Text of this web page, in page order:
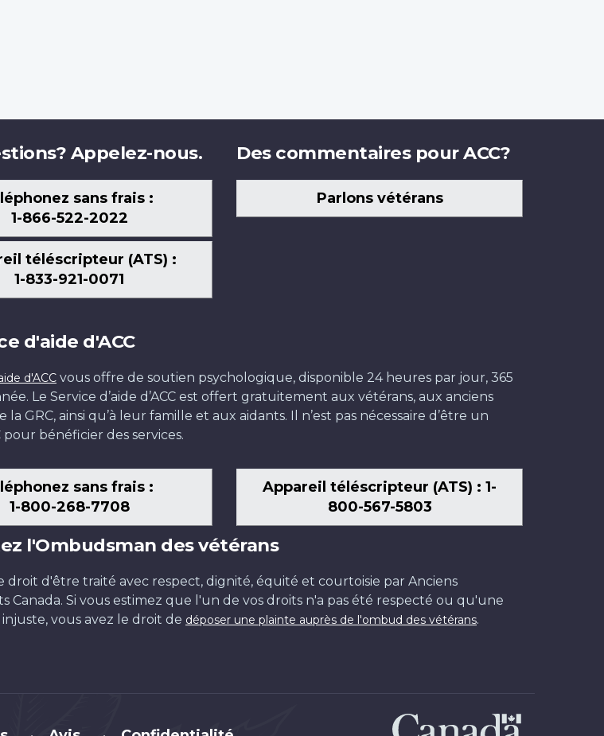
Appelez-nous.
sans frais :
1-866-522-2022
téléscripteur (ATS) :
1-833-921-0071
Des commentaires pour ACC?
Parlons vétérans
d'aide d'ACC
d'ACC vous offre de soutien psychologique, disponible 24 heures par jour, 365
Le Service d’aide d’ACC est offert gratuitement aux vétérans, aux anciens
la GRC, ainsi qu’à leur famille et aux aidants. Il n’est pas nécessaire d’être un
pour bénéficier des services.
sans frais :
1-800-268-7708
Appareil téléscripteur (ATS) : 1-
800-567-5803
l'Ombudsman des vétérans
droit d'être traité avec respect, dignité, équité et courtoisie par Anciens
Canada. Si vous estimez que l'un de vos droits n'a pas été respecté ou qu'une
vous avez le droit de déposer une plainte auprès de l'ombud des vétérans.